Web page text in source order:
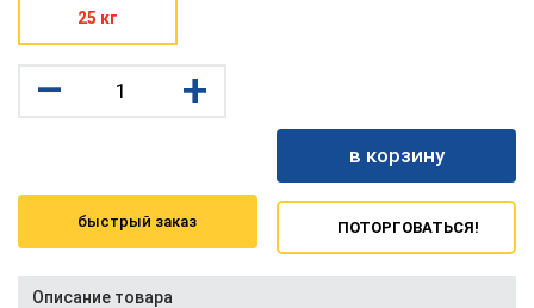
25 кг
– +
в корзину
быстрый заказ ПОТОРГОВАТЬСЯ!
Описание товара